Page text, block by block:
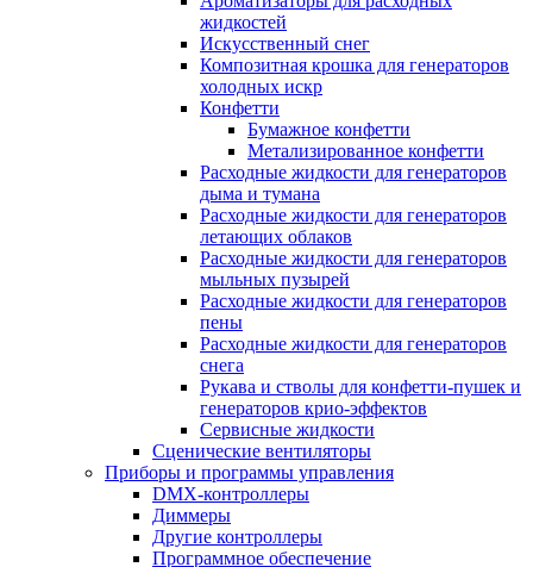
жидкостей
Искусственный снег
Композитная крошка для генераторов
холодных искр
Конфетти
Бумажное конфетти
Метализированное конфетти
Расходные жидкости для генераторов
дыма и тумана
Расходные жидкости для генераторов
летающих облаков
Расходные жидкости для генераторов
мыльных пузырей
Расходные жидкости для генераторов
пены
Расходные жидкости для генераторов
снега
Рукава и стволы для конфетти-пушек и
генераторов крио-эффектов
Сервисные жидкости
Сценические вентиляторы
Приборы и программы управления
DMX-контроллеры
Диммеры
Другие контроллеры
Программное обеспечение